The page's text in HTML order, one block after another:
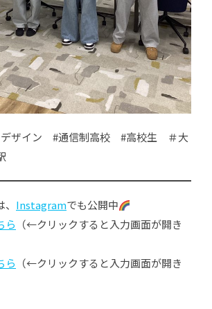
ザイン #通信制高校 #高校生 ＃大
Instagramでも公開中
ら （←クリックすると入力画面が開き
ら （←クリックすると入力画面が開き